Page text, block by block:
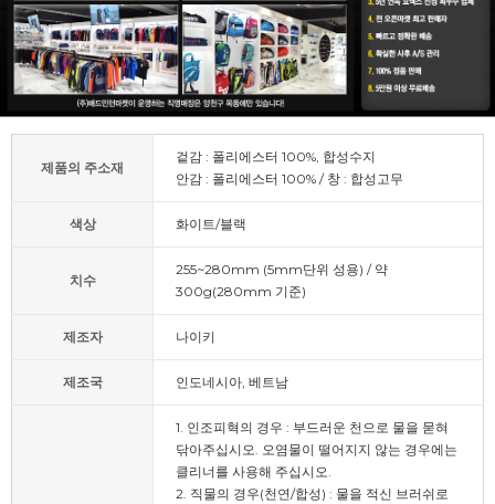
제품의 주소재
겉감 : 폴리에스터 100%, 합성수지
안감 : 폴리에스터 100% / 창 : 합성고무
색상 화이트/블랙
치수
255~280mm (5mm단위 성용) / 약
300g(280mm 기준)
제조자 나이키
제조국 인도네시아, 베트남
1. 인조피혁의 경우 : 부드러운 천으로 물을 묻혀
닦아주십시오. 오염물이 떨어지지 않는 경우에는
클리너를 사용해 주십시오.
2. 직물의 경우(천연/합성) : 물을 적신 브러쉬로